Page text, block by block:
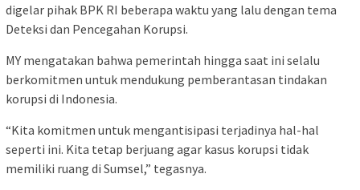
digelar pihak BPK RI beberapa waktu yang lalu dengan tema
Deteksi dan Pencegahan Korupsi.
MY mengatakan bahwa pemerintah hingga saat ini selalu
berkomitmen untuk mendukung pemberantasan tindakan
korupsi di Indonesia.
“Kita komitmen untuk mengantisipasi terjadinya hal-hal
seperti ini. Kita tetap berjuang agar kasus korupsi tidak
memiliki ruang di Sumsel,” tegasnya.